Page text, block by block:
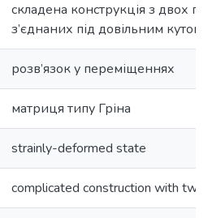
складена конструкція з двох
з’єднаних під довільним кутом
розв’язок у переміщеннях
матриця типу Гріна
strainly-deformed state
complicated construction with